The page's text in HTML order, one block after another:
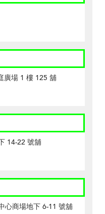
廣場 1 樓 125 舖
14-22 號舖
心商場地下 6-11 號舖